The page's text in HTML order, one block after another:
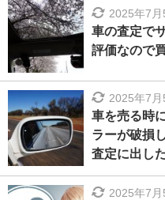
2025年7月
車の査定で
評価なので
2025年7月
車を売る時
ラーが破損
査定に出し
2025年7月